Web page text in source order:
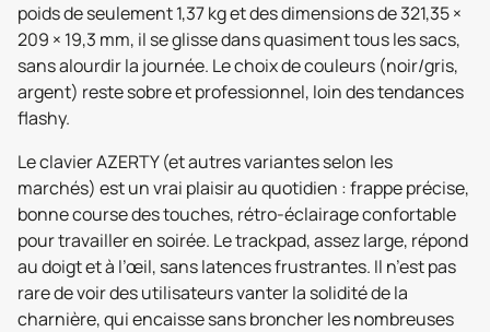
poids de seulement 1,37 kg et des dimensions de 321,35 ×
209 × 19,3 mm, il se glisse dans quasiment tous les sacs,
sans alourdir la journée. Le choix de couleurs (noir/gris,
argent) reste sobre et professionnel, loin des tendances
flashy.
Le clavier AZERTY (et autres variantes selon les
marchés) est un vrai plaisir au quotidien : frappe précise,
bonne course des touches, rétro-éclairage confortable
pour travailler en soirée. Le trackpad, assez large, répond
au doigt et à l’œil, sans latences frustrantes. Il n’est pas
rare de voir des utilisateurs vanter la solidité de la
charnière, qui encaisse sans broncher les nombreuses